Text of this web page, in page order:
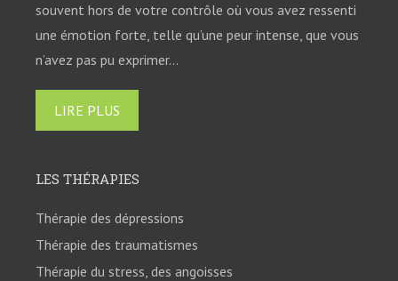
souvent hors de votre contrôle où vous avez ressenti
une émotion forte, telle qu’une peur intense, que vous
n’avez pas pu exprimer…
LIRE PLUS
LES THÉRAPIES
Thérapie des dépressions
Thérapie des traumatismes
Thérapie du stress, des angoisses